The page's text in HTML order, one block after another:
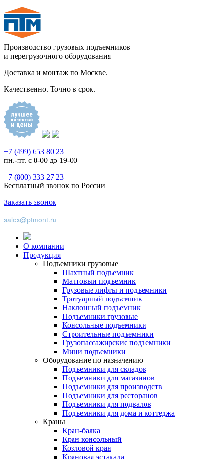
Производство грузовых подъемников
и перегрузочного оборудования
Доставка и монтаж по Москве.
Качественно. Точно в срок.
+7 (499) 653 80 23
пн.-пт. с 8-00 до 19-00
+7 (800) 333 27 23
Бесплатный звонок по России
Заказать звонок
sales@ptmont.ru
О компании
Продукция
Подъемники грузовые
Шахтный подъемник
Мачтовый подъемник
Грузовые лифты и подъемники
Тротуарный подъемник
Наклонный подъемник
Подъемники грузовые
Консольные подъемники
Строительные подъемники
Грузопассажирские подъемники
Мини подъемники
Оборудование по назначению
Подъемники для складов
Подъемники для магазинов
Подъемники для производств
Подъемники для ресторанов
Подъемники для подвалов
Подъемники для дома и коттеджа
Краны
Кран-балка
Кран консольный
Козловой кран
Крановая эстакада